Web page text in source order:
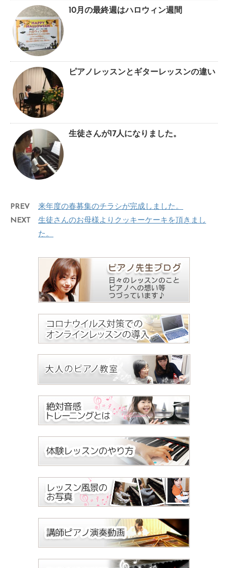
10月の最終週はハロウィン週間
ピアノレッスンとギターレッスンの違い
生徒さんが17人になりました。
PREV
来年度の春募集のチラシが完成しました。
NEXT
生徒さんのお母様よりクッキーケーキを頂きまし
た。